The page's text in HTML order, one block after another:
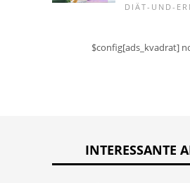
DIÄT-UND-
$config[ads_kvadrat]
INTERESSANTE